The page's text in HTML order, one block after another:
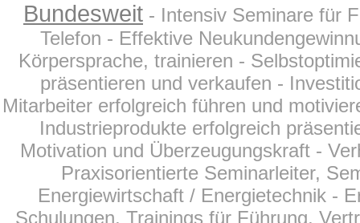
Bundesweit - Intensiv Seminare für
Telefon - Effektive
Körpersprache, trainieren -
präsentieren und verkaufen -
Mitarbeiter erfolgreich führen und
Industrieprodukte erfolgreich
Motivation und Überzeugungskraft -
Praxisorientierte Seminarleiter,
Energiewirtschaft / Energietechnik -
Schulungen, Trainings für Führung,